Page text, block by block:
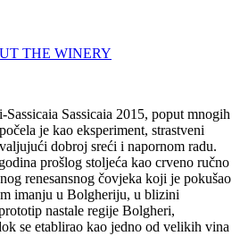
THE WINERY
Sassicaia 2015, poput mnogih
je kao eksperiment, strastveni
dobroj sreći i napornom radu.
prošlog stoljeća kao crveno ručno
renesansnog čovjeka koji je pokušao
imanju u Bolgheriju, u blizini
nastale regije Bolgheri,
se etablirao kao jedno od velikih vina